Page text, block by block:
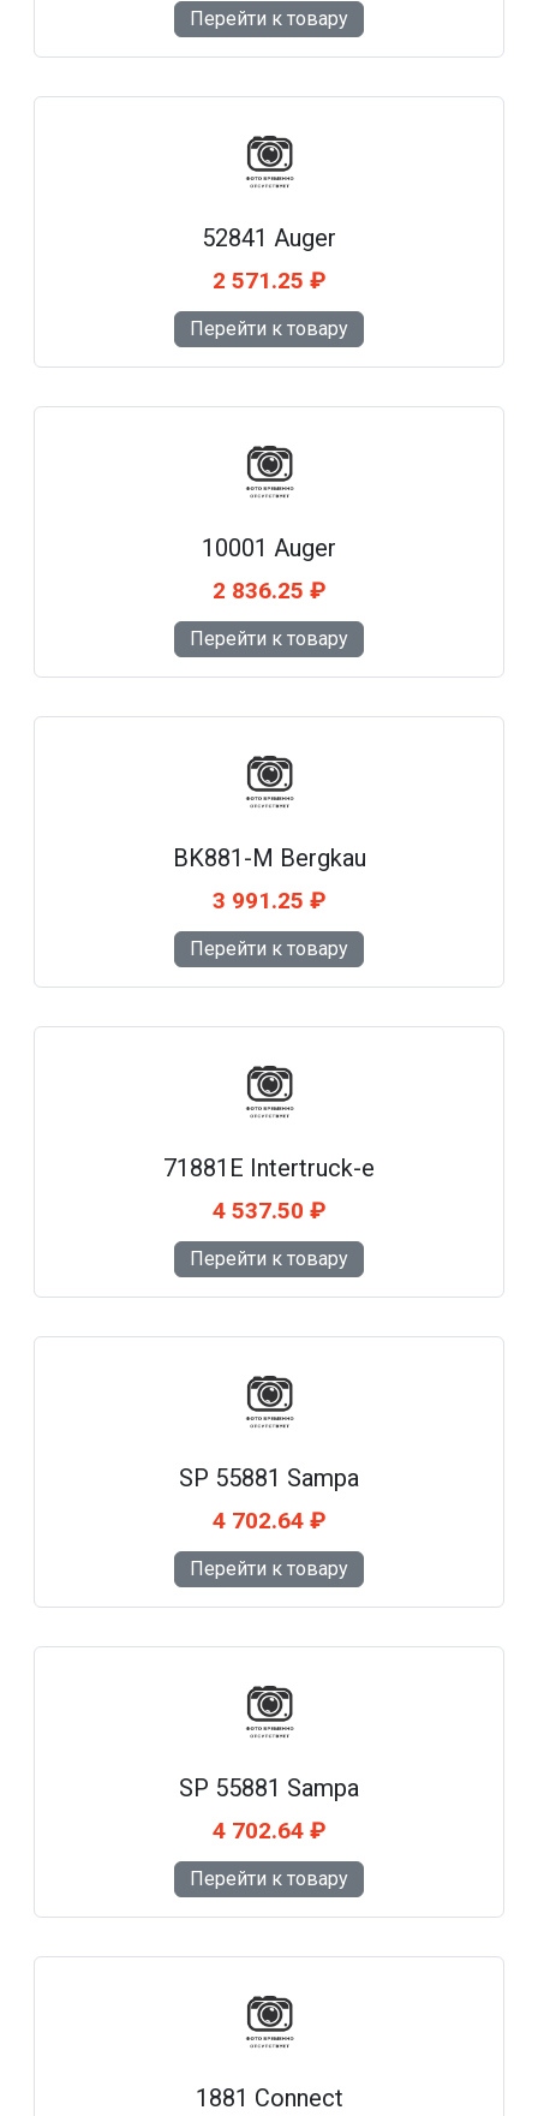
Перейти к товару
52841 Auger
2 571.25 ₽
Перейти к товару
10001 Auger
2 836.25 ₽
Перейти к товару
BK881-M Bergkau
3 991.25 ₽
Перейти к товару
71881E Intertruck-e
4 537.50 ₽
Перейти к товару
SP 55881 Sampa
4 702.64 ₽
Перейти к товару
SP 55881 Sampa
4 702.64 ₽
Перейти к товару
1881 Connect